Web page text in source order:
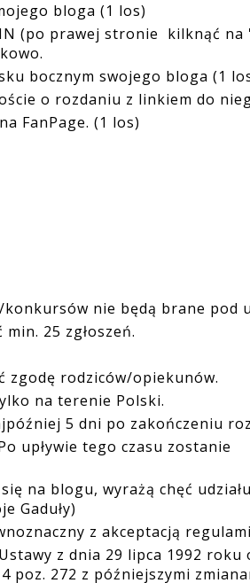
bloga (1 los)
(po prawej stronie kilknąć na
bocznym swojego bloga (1
o rozdaniu z linkiem do
FanPage. (1 los)
nie będą brane pod
25 zgłoszeń.
zgodę rodziców/opiekunów.
na terenie Polski.
5 dni po zakończeniu
upływie tego czasu zostanie
na blogu, wyrażą chęć
Gaduły)
z akceptacją
z dnia 29 lipca 1992 roku
poz. 272 z późniejszymi